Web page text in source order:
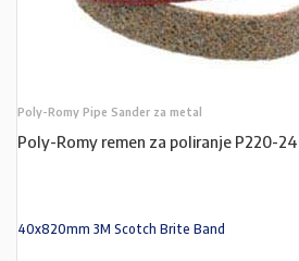
Poly-Romy Pipe Sander za metal
Poly-Romy remen za poliranje P220-
40x820mm 3M Scotch Brite Band